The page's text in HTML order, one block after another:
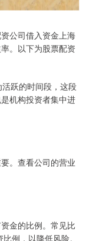
公司借入资金上海
。以下为股票配资
跃的时间段，这段
机构投资者集中进
。查看公司的营业
金的比例。常见比
例，以降低风险。